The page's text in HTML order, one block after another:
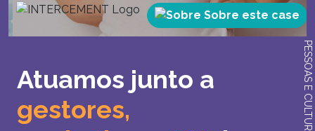
Sobre este case
PESSOAS E CULTURA
Atuamos junto a
gestores,